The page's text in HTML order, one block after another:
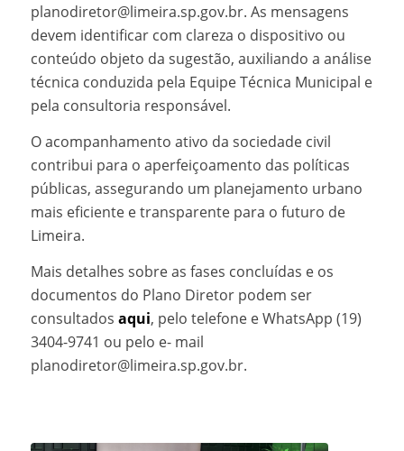
planodiretor@limeira.sp.gov.br. As mensagens
devem identificar com clareza o dispositivo ou
conteúdo objeto da sugestão, auxiliando a análise
técnica conduzida pela Equipe Técnica Municipal e
pela consultoria responsável.
O acompanhamento ativo da sociedade civil
contribui para o aperfeiçoamento das políticas
públicas, assegurando um planejamento urbano
mais eficiente e transparente para o futuro de
Limeira.
Mais detalhes sobre as fases concluídas e os
documentos do Plano Diretor podem ser
consultados aqui, pelo telefone e WhatsApp (19)
3404-9741 ou pelo e- mail
planodiretor@limeira.sp.gov.br.